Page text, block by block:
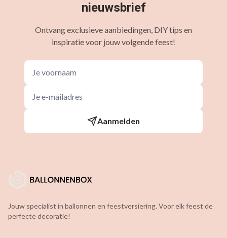
nieuwsbrief
Ontvang exclusieve aanbiedingen, DIY tips en
inspiratie voor jouw volgende feest!
Aanmelden
Jouw specialist in ballonnen en feestversiering. Voor elk feest de
perfecte decoratie!